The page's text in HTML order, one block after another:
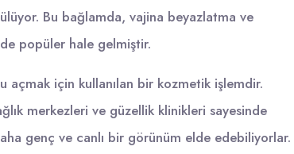
Bu bağlamda, vajina beyazlatma ve
popüler hale gelmiştir.
için kullanılan bir kozmetik işlemdir.
merkezleri ve güzellik klinikleri sayesinde
genç ve canlı bir görünüm elde edebiliyorlar.